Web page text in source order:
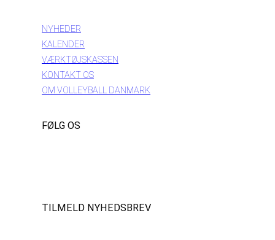
NYHEDER
KALENDER
VÆRKTØJSKASSEN
KONTAKT OS
OM VOLLEYBALL DANMARK
FØLG OS
TILMELD NYHEDSBREV